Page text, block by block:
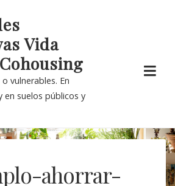
Vida
vulnerables. En
en suelos públicos y
ahorrar-